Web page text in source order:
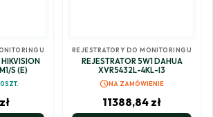
HIKVISION
S (E)
zł
REJESTRATORY DO MONITORINGU
REJESTRATOR 5W1 DAHUA
XVR5432L-4KL-I3
scheduleNA ZAMÓWIENIE
11388,84 zł